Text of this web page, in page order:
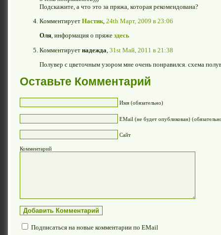
Подскажите, а что это за пряжа, которая рекомендована?
Комментирует Настик 24th Март, 2009 в 23:06
Оля, информация о пряже здесь
Комментирует надежда 31st Май, 2011 в 21:38
Полувер с цветочным узором мне очень понравился. схема
Оставьте Комментарий
Имя (обязательно)
EMail (не будет опубликован)
Сайт
Комментарий
Подписаться на новые комментарии по EMail